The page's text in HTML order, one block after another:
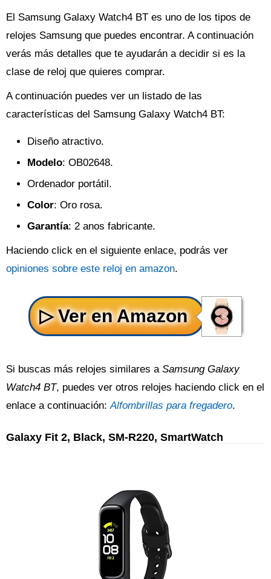
El Samsung Galaxy Watch4 BT es uno de los tipos de
relojes Samsung que puedes encontrar. A continuación
verás más detalles que te ayudarán a decidir si es la
clase de reloj que quieres comprar.
A continuación puedes ver un listado de las
características del Samsung Galaxy Watch4 BT:
Diseño atractivo.
Modelo: OB02648.
Ordenador portátil.
Color: Oro rosa.
Garantía: 2 anos fabricante.
Haciendo click en el siguiente enlace, podrás ver
opiniones sobre este reloj en amazon.
Si buscas más relojes similares a Samsung Galaxy
Watch4 BT, puedes ver otros relojes haciendo click en el
enlace a continuación:Alfombrillas para fregadero.
Galaxy Fit 2, Black, SM-R220, SmartWatch